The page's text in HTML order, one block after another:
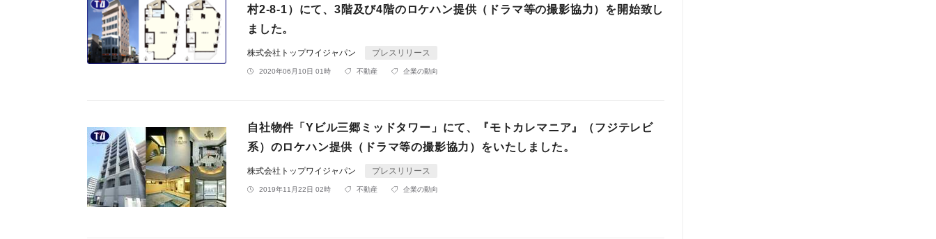
村2-8-1）にて、3階及び4階のロケハン提供（ドラマ等の撮影協力）を開始致し
ました。
株式会社トップワイジャパン プレスリリース
2020年06月10日 01時 不動産 企業の動向
自社物件「Yビル三郷ミッドタワー」にて、『モトカレマニア』（フジテレビ
系）のロケハン提供（ドラマ等の撮影協力）をいたしました。
株式会社トップワイジャパン プレスリリース
2019年11月22日 02時 不動産 企業の動向